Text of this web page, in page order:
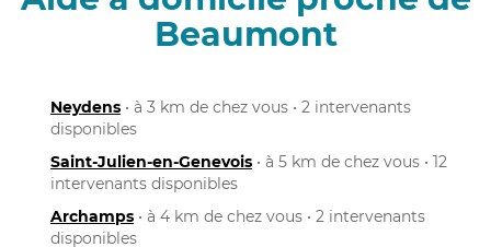
Beaumont
Neydens • à 3 km de chez vous • 2 intervenants
disponibles
Saint-Julien-en-Genevois • à 5 km de chez vous • 12
intervenants disponibles
Archamps • à 4 km de chez vous • 2 intervenants
disponibles